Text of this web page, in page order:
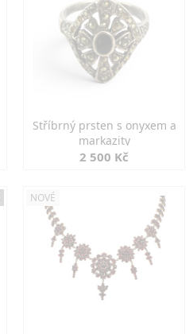
Stříbrný prsten s onyxem a
markazity
2 500 Kč
NOVÉ